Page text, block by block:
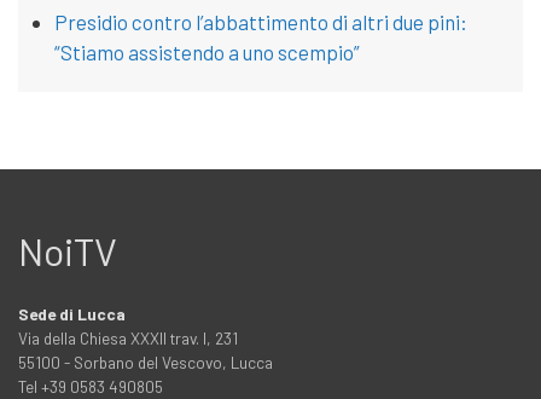
Presidio contro l’abbattimento di altri due pini:
“Stiamo assistendo a uno scempio”
NoiTV
Sede di Lucca
Via della Chiesa XXXII trav. I, 231
55100 - Sorbano del Vescovo, Lucca
Tel +39 0583 490805